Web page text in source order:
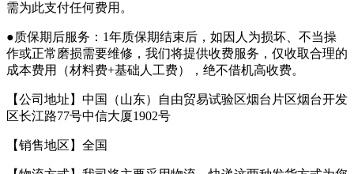
需为此支付任何费用。
●质保期后服务：1年质保期结束后，如因人为损坏、不当操
作或正常磨损需要维修，我们将提供收费服务，仅收取合理的
成本费用（材料费+基础人工费），绝不借机高收费。
【公司地址】中国（山东）自由贸易试验区烟台片区烟台开发
区长江路77号中信大厦1902号
【销售地区】全国